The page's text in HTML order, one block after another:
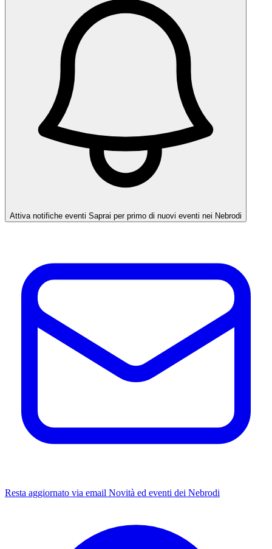
Attiva notifiche eventi Saprai per primo di nuovi eventi nei Nebrodi
Resta aggiornato via email Novità ed eventi dei Nebrodi